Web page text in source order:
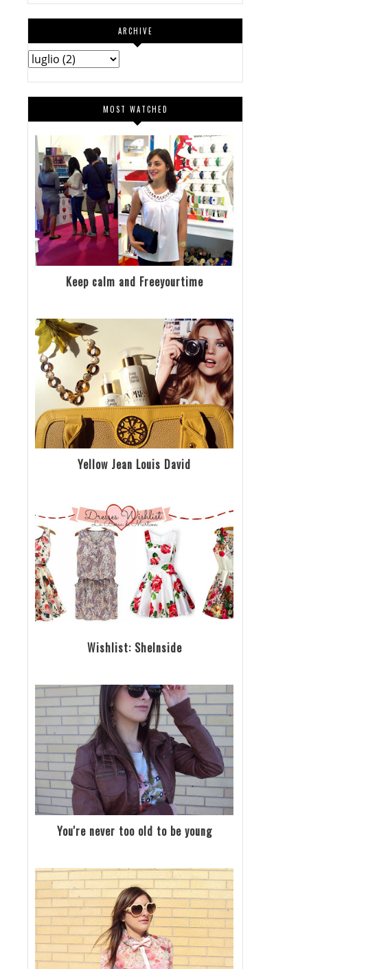
ARCHIVE
MOST WATCHED
Keep calm and Freeyourtime
Yellow Jean Louis David
Wishlist: SheInside
You're never too old to be young